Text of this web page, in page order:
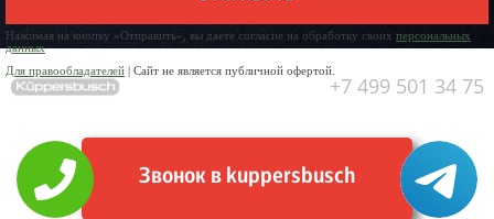
Нажимая на кнопку «Отправить», вы даете согласие на обработку своих персональных
данных
Для правообладателей | Сайт не является публичной офертой.
+7 499 501 34 75
Звонок в kuppersbusch